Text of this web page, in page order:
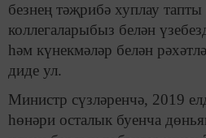
безнең тәҗрибә хуплау тапты
коллегаларыбыз белән
һәм күнекмәләр белән
диде ул.
Министр сүзләренчә, 2019
һөнәри осталык буенча